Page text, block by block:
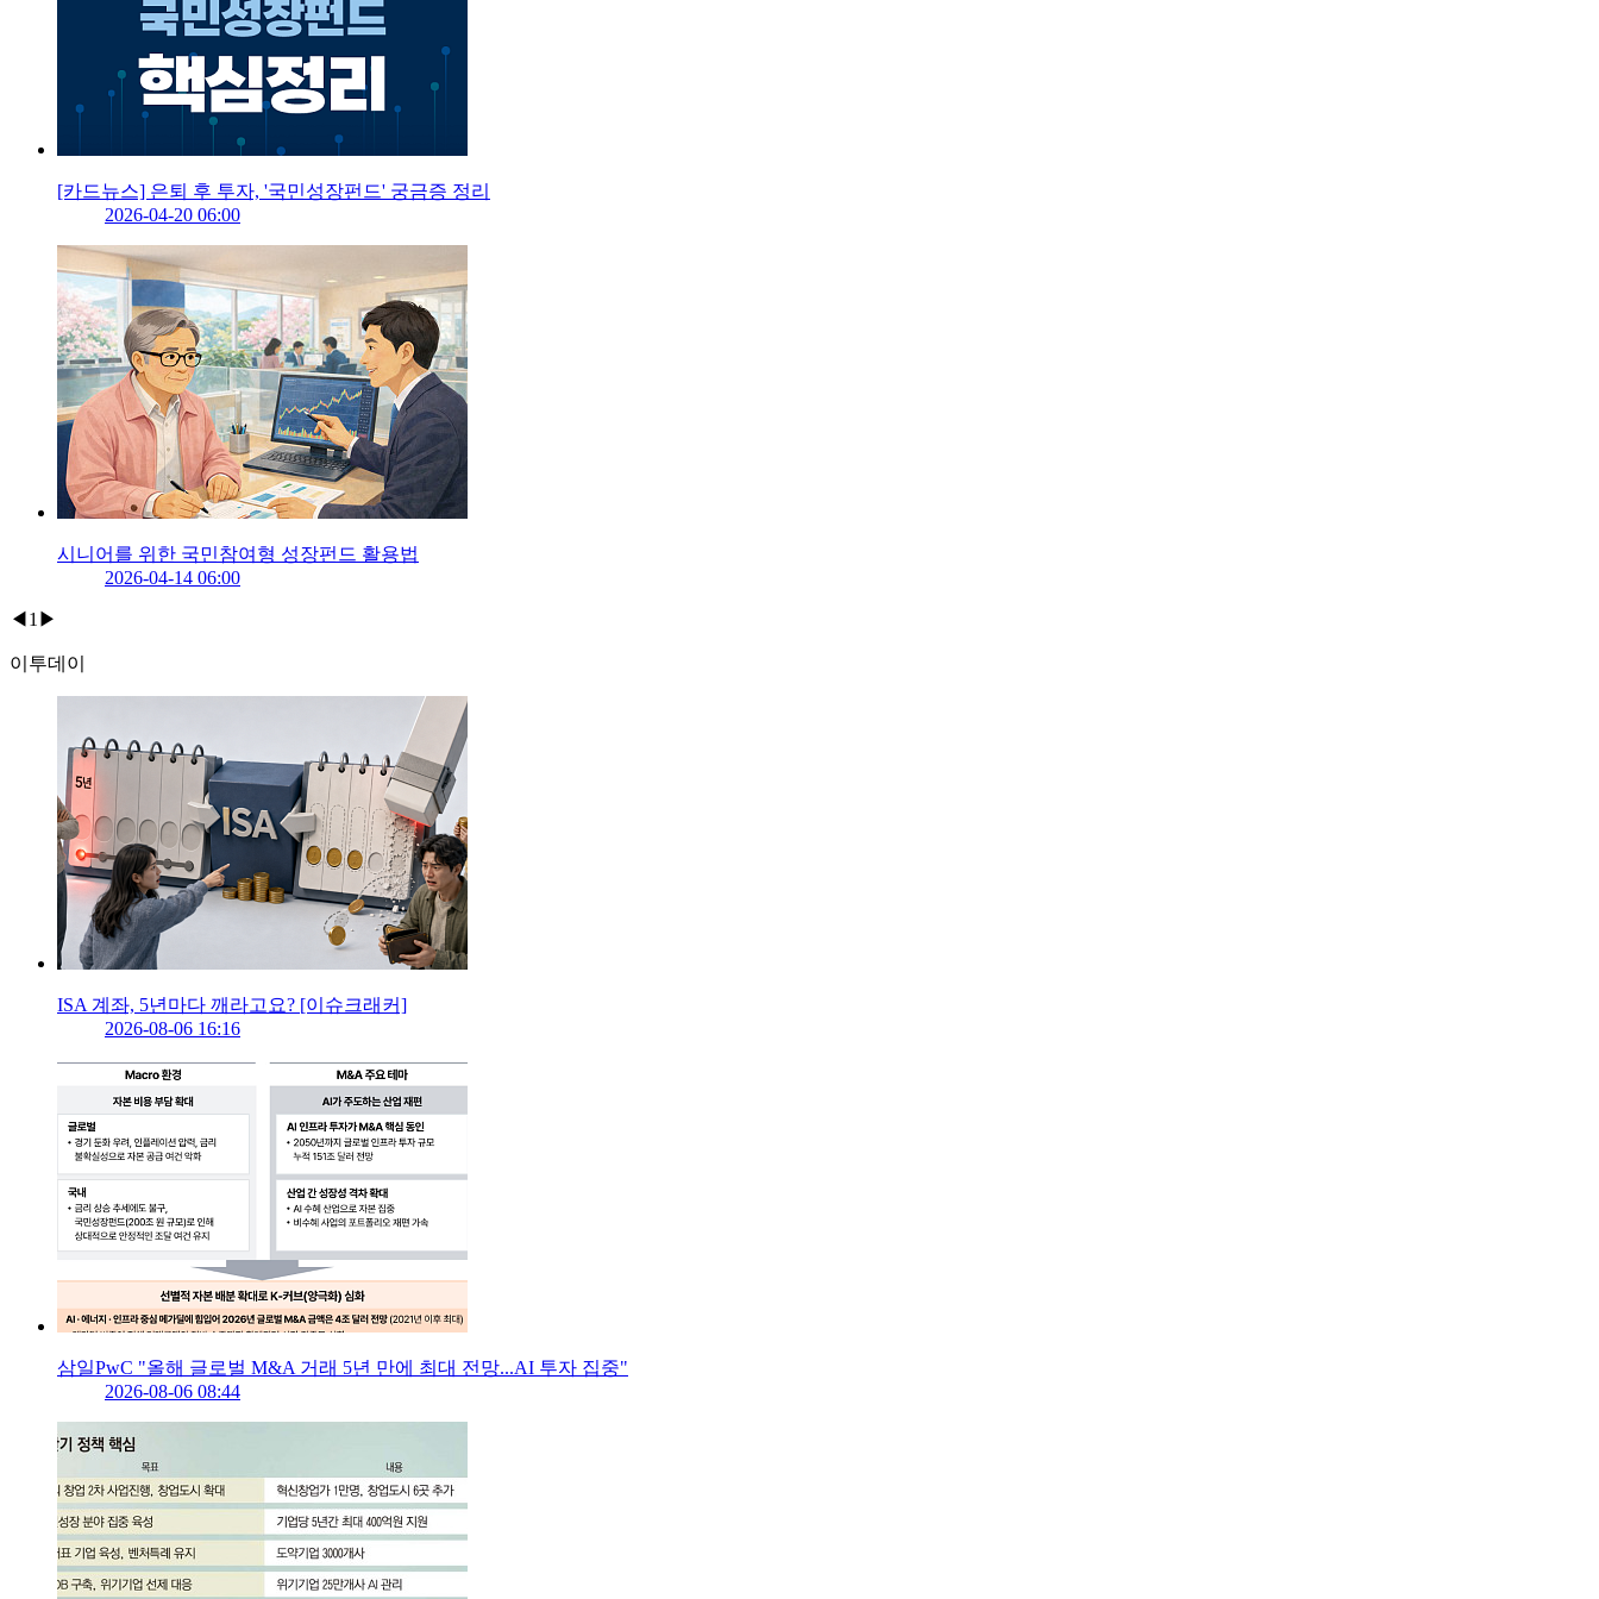
[카드뉴스] 은퇴 후 투자, '국민성장펀드' 궁금증 정리
2026-04-20 06:00
시니어를 위한 국민참여형 성장펀드 활용법
2026-04-14 06:00
◀ 1 ▶
이투데이
ISA 계좌, 5년마다 깨라고요? [이슈크래커]
2026-08-06 16:16
삼일PwC "올해 글로벌 M&A 거래 5년 만에 최대 전망...AI 투자 집중"
2026-08-06 08:44